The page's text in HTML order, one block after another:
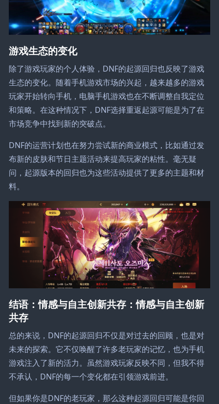
游戏生态的变化
除了游戏玩家的个人体验，DNF的起源回归也反映了游戏
生态的变化。随着手机游戏市场的兴起，越来越多的游戏
玩家开始转向手机，电脑手机游戏也在不断调整自我定位
和策略。在这种情况下，DNF选择重返起源可能是为了在
市场竞争中找到新的突破点。
DNF的运营计划也在努力尝试新的商业模式，比如通过发
布新的皮肤和节日主题活动来提高玩家的粘性。毫无疑
问，起源版本的回归也为这些活动提供了更多的主题和材
料。
结语：情感与自主创新共存：情感与自主创新
共存
总的来说，DNF的起源回归不仅是对过去的回顾，也是对
未来的探索。它不仅唤醒了许多老玩家的记忆，也为手机
游戏注入了新的活力。虽然游戏玩家反映不同，但我不得
不承认，DNF的每一个变化都在引领游戏前进。
但如果你是DNF的老玩家，那么这种起源回归可能是你回